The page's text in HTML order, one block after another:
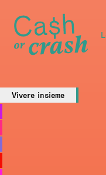
Vivere insieme